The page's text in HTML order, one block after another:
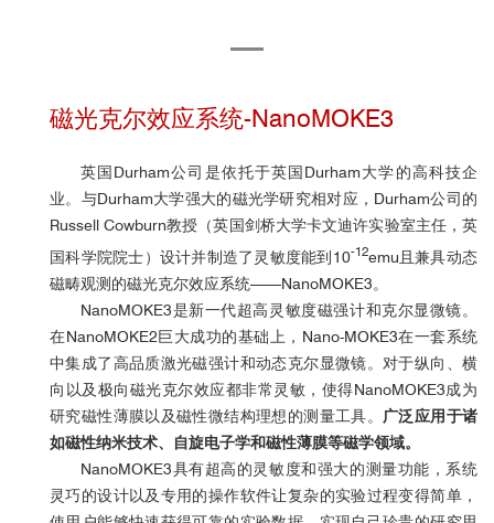
磁光克尔效应系统-NanoMOKE3
英国Durham公司是依托于英国Durham大学的高科技企
业。与Durham大学强大的磁光学研究相对应，Durham公司的
Russell Cowburn教授（英国剑桥大学卡文迪许实验室主任，英
国科学院院士）设计并制造了灵敏度能到10-12emu且兼具动态
磁畴观测的磁光克尔效应系统——NanoMOKE3。
NanoMOKE3是新一代超高灵敏度磁强计和克尔显微镜。
在NanoMOKE2巨大成功的基础上，Nano-MOKE3在一套系统
中集成了高品质激光磁强计和动态克尔显微镜。对于纵向、横
向以及极向磁光克尔效应都非常灵敏，使得NanoMOKE3成为
研究磁性薄膜以及磁性微结构理想的测量工具。 广泛应用于诸
如磁性纳米技术、自旋电子学和磁性薄膜等磁学领域。
NanoMOKE3具有超高的灵敏度和强大的测量功能，系统
灵巧的设计以及专用的操作软件让复杂的实验过程变得简单，